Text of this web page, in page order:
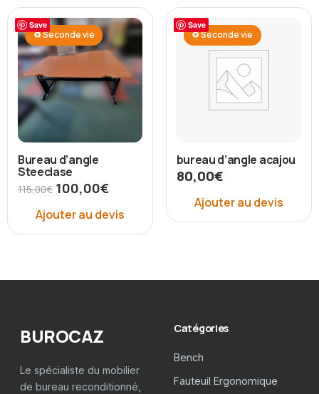
Save
♻ Seconde vie
Bureau d’angle
Steeclase
115,00€ 100,00€
Ajouter au devis
Save
♻ Seconde vie
bureau d’angle acajou
80,00€
Ajouter au devis
BUROCAZ
Le spécialiste du mobilier
de bureau reconditionné,
Catégories
Bench
Fauteuil Ergonomique